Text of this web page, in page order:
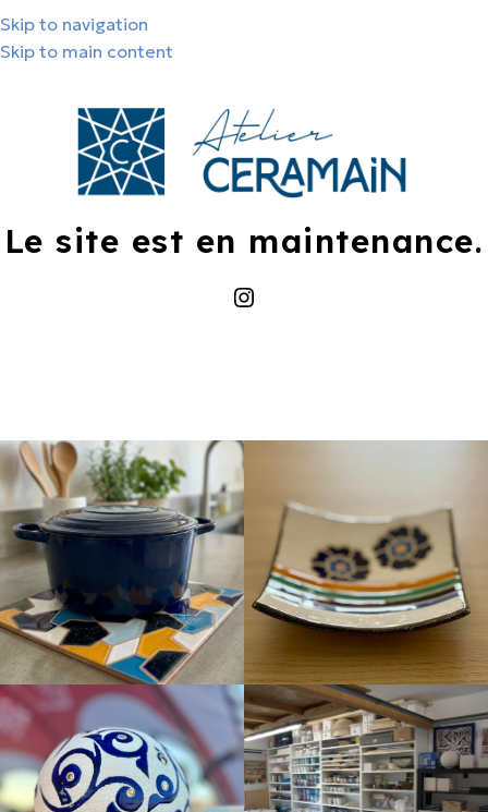
Skip to navigation
Skip to main content
Le site est en maintenance.